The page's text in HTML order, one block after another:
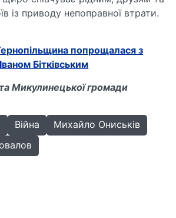
із приводу непоправної втрати.
попрощалася з
Бітківським
Микулинецької громади
Війна
Михайло Ониськів